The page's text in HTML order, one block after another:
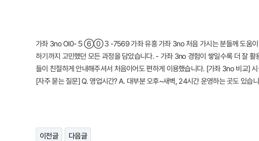
가좌 3no Ol0-５⑥⓪３-7569 가좌 유흥 가좌 3no 처음 가시는 분들께 도움이
하기까지 고민했던 모든 과정을 담았습니다. - 가좌 3no 경험이 쌓일수록 더 잘
들이 친절하게 안내해주셔서 처음이어도 편하게 이용했습니다. [가좌 3no 비교]
[자주 묻는 질문] Q. 영업시간? A. 대부분 오후~새벽, 24시간 운영하는 곳도
이전글 다음글